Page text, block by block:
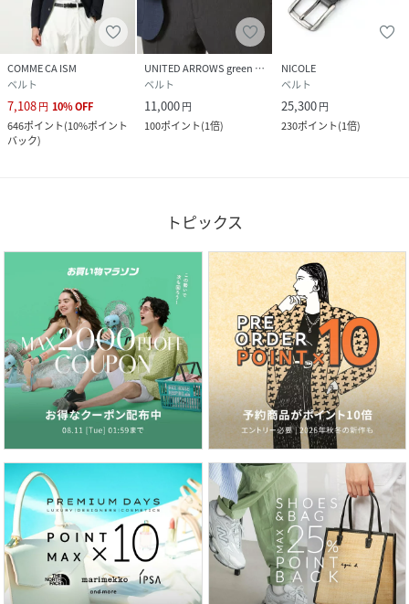
COMME CA ISM
ベルト
7,108円 10%OFF
646ポイント(10%ポイント
バック)
UNITED ARROWS green label relaxing
ベルト
11,000円
100ポイント(1倍)
NICOLE
ベルト
25,300円
230ポイント(1倍)
トピックス